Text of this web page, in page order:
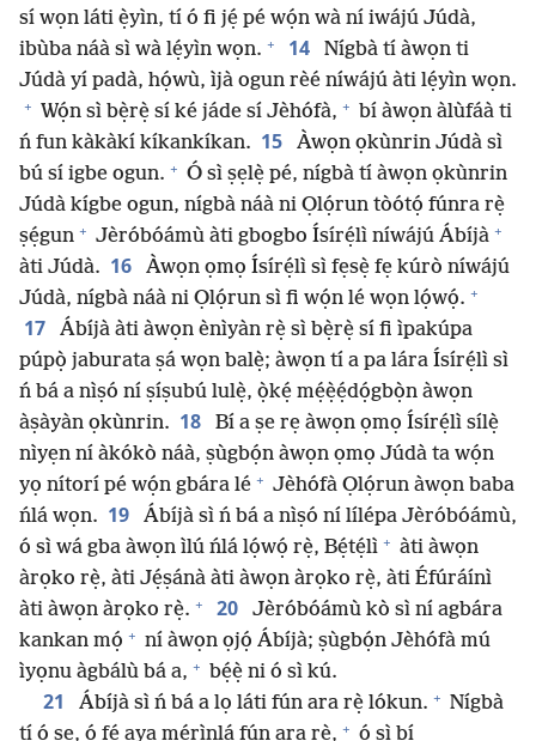
sí wọn láti ẹ̀yìn, tí ó fi jẹ́ pé wọ́n wà ní iwájú Júdà,
ibùba náà sì wà lẹ́yìn wọn. + 14
Nígbà tí àwọn ti
Júdà yí padà, họ́wù, ìjà ogun rèé níwájú àti lẹ́yìn wọn.
+ Wọ́n sì bẹ̀rẹ̀ sí ké jáde sí Jèhófà, + bí àwọn àlùfáà ti
ń fun kàkàkí kíkankíkan. 15
Àwọn ọkùnrin Júdà sì
bú sí igbe ogun. + Ó sì ṣẹlẹ̀ pé, nígbà tí àwọn ọkùnrin
Júdà kígbe ogun, nígbà náà ni Ọlọ́run tòótọ́ fúnra rẹ̀
ṣẹ́gun + Jèróbóámù àti gbogbo Ísírẹ́lì níwájú Ábíjà +
àti Júdà. 16
Àwọn ọmọ Ísírẹ́lì sì fẹsẹ̀ fẹ kúrò níwájú
Júdà, nígbà náà ni Ọlọ́run sì fi wọ́n lé wọn lọ́wọ́. +
17
Ábíjà àti àwọn ènìyàn rẹ̀ sì bẹ̀rẹ̀ sí fi ìpakúpa
púpọ̀ jaburata ṣá wọn balẹ̀; àwọn tí a pa lára Ísírẹ́lì sì
ń bá a nìṣó ní ṣíṣubú lulẹ̀, ọ̀kẹ́ mẹ́ẹ̀ẹ́dọ́gbọ̀n àwọn
àṣàyàn ọkùnrin. 18
Bí a ṣe rẹ àwọn ọmọ Ísírẹ́lì sílẹ̀
nìyẹn ní àkókò náà, ṣùgbọ́n àwọn ọmọ Júdà ta wọ́n
yọ nítorí pé wọ́n gbára lé + Jèhófà Ọlọ́run àwọn baba
ńlá wọn. 19
Ábíjà sì ń bá a nìṣó ní lílépa Jèróbóámù,
ó sì wá gba àwọn ìlú ńlá lọ́wọ́ rẹ̀, Bẹ́tẹ́lì + àti àwọn
àrọko rẹ̀, àti Jẹ́ṣánà àti àwọn àrọko rẹ̀, àti Éfúráínì
àti àwọn àrọko rẹ̀. + 20
Jèróbóámù kò sì ní agbára
kankan mọ́ + ní àwọn ọjọ́ Ábíjà; ṣùgbọ́n Jèhófà mú
ìyọnu àgbálù bá a, + bẹ́ẹ̀ ni ó sì kú.
21 Ábíjà sì ń bá a lọ láti fún ara rẹ̀ lókun. + Nígbà
tí ó ṣe, ó fẹ́ aya mẹ́rìnlá fún ara rẹ̀, + ó sì bí